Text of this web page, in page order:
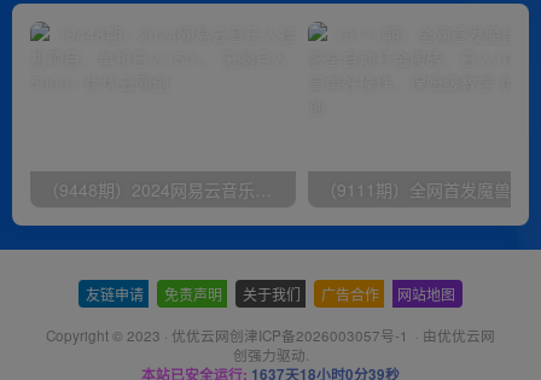
友链申请 免责声明 关于我们 广告合作 网站地图
Copyright © 2023 · 优优云网创津ICP备2026003057号-1 · 由优优云网
创强力驱动.
本站已安全运行: 1637天18小时0分40秒